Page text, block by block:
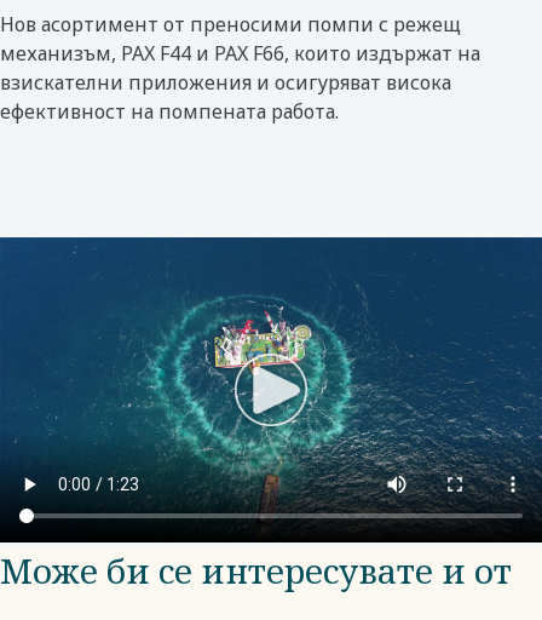
Нов асортимент от преносими помпи с режещ
механизъм, PAX F44 и PAX F66, които издържат на
взискателни приложения и осигуряват висока
ефективност на помпената работа.
Може би се интересувате и от